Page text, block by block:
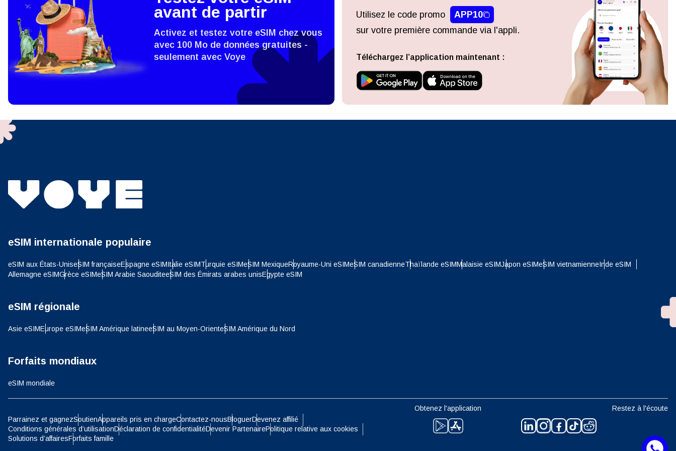
avant de partir
Activez et testez votre eSIM chez vous
avec 100 Mo de données gratuites -
seulement avec Voye
Utilisez le code promo
APP10
sur votre première commande via l'appli.
Téléchargez l’application maintenant :
eSIM internationale populaire
eSIM aux États-UniseSIM françaiseEspagne eSIMItalie eSIMTurquie eSIMeSIM MexiqueRoyaume-Uni eSIMeSIM canadienneThaïlande eSIMMalaisie eSIMJapon eSIMeSIM vietnamienneInde eSIM
Allemagne eSIMGrèce eSIMeSIM Arabie SaouditeeSIM des Émirats arabes unisEgypte eSIM
eSIM régionale
Asie eSIMEurope eSIMeSIM Amérique latineeSIM au Moyen-OrienteSIM Amérique du Nord
Forfaits mondiaux
eSIM mondiale
Parrainez et gagnezSoutienAppareils pris en chargeContactez-nousBloguerDevenez affilié
Conditions générales d’utilisationDéclaration de confidentialitéDevenir PartenairePolitique relative aux cookies
Solutions d’affairesForfaits famille
Obtenez l'application Restez à l'écoute
Deutsch
עברית
SGD - Dollar De Singapour TWD - Nouveau Dollar De Taïwan
JPY - Yen Japonais EUR - Euro
THB - Baht Thaïlandais PHP - Peso Philippin
HKD - Dollar De Hong Kong